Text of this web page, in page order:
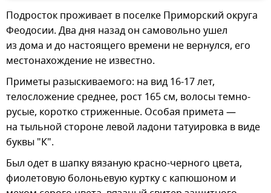
Подросток проживает в поселке Приморский округа
Феодосии. Два дня назад он самовольно ушел
из дома и до настоящего времени не вернулся, его
местонахождение не известно.
Приметы разыскиваемого: на вид 16-17 лет,
телосложение среднее, рост 165 см, волосы темно-
русые, коротко стриженные. Особая примета —
на тыльной стороне левой ладони татуировка в виде
буквы "К".
Был одет в шапку вязаную красно-черного цвета,
фиолетовую болоньевую куртку с капюшоном и